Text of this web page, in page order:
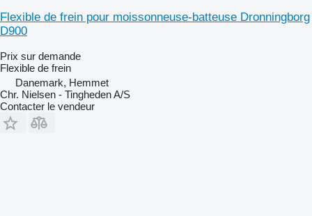
Flexible de frein pour moissonneuse-batteuse Dronningborg
D900
Prix sur demande
Flexible de frein
Danemark, Hemmet
Chr. Nielsen - Tingheden A/S
Contacter le vendeur